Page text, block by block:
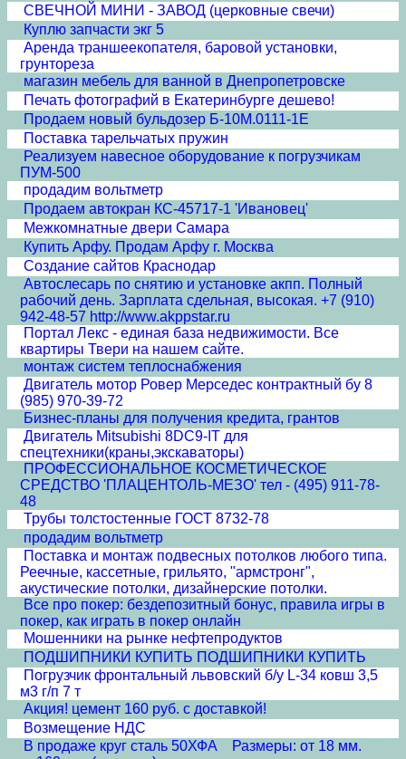
СВЕЧНОЙ МИНИ - ЗАВОД (церковные свечи)
Куплю запчасти экг 5
Аренда траншеекопателя, баровой установки,
грунтореза
магазин мебель для ванной в Днепропетровске
Печать фотографий в Екатеринбурге дешево!
Продаем новый бульдозер Б-10М.0111-1Е
Поставка тарельчатых пружин
Реализуем навесное оборудование к погрузчикам
ПУМ-500
продадим вольтметр
Продаем автокран КС-45717-1 'Ивановец'
Межкомнатные двери Cамара
Купить Арфу. Продам Арфу г. Москва
Создание сайтов Краснодар
Автослесарь по снятию и установке акпп. Полный
рабочий день. Зарплата сдельная, высокая. +7 (910)
942-48-57 http://www.akppstar.ru
Портал Лекс - единая база недвижимости. Все
квартиры Твери на нашем сайте.
монтаж систем теплоснабжения
Двигатель мотор Ровер Мерседес контрактный бу 8
(985) 970-39-72
Бизнес-планы для получения кредита, грантов
Двигатель Mitsubishi 8DC9-IT для
спецтехники(краны,экскаваторы)
ПРОФЕССИОНАЛЬНОЕ КОСМЕТИЧЕСКОЕ
СРЕДСТВО 'ПЛАЦЕНТОЛЬ-МЕЗО' тел - (495) 911-78-
48
Трубы толстостенные ГОСТ 8732-78
продадим вольтметр
Поставка и монтаж подвесных потолков любого типа.
Реечные, кассетные, грильято, "армстронг",
акустические потолки, дизайнерские потолки.
Все про покер: бездепозитный бонус, правила игры в
покер, как играть в покер онлайн
Мошенники на рынке нефтепродуктов
ПОДШИПНИКИ КУПИТЬ ПОДШИПНИКИ КУПИТЬ
Погрузчик фронтальный львовский б/у L-34 ковш 3,5
м3 г/п 7 т
Акция! цемент 160 руб. с доставкой!
Возмещение НДС
В продаже круг сталь 50ХФА Размеры: от 18 мм.